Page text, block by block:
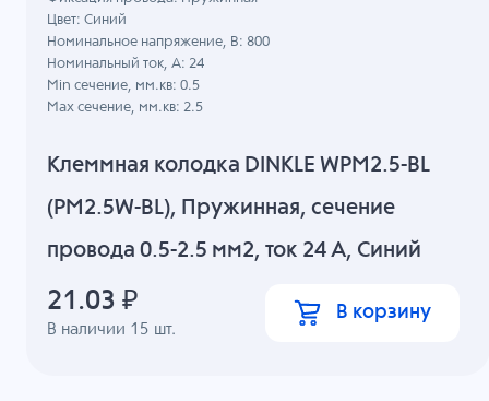
Клеммная колодка DINKLE WPM2.5-BL
(PM2.5W-BL), Пружинная, сечение
провода 0.5-2.5 мм2, ток 24 A, Синий
В наличии 15 шт.
Цвет: Синий
Номинальное напряжение, B: 800
Номинальный ток, А: 24
Min сечение, мм.кв: 0.5
Max сечение, мм.кв: 2.5
21.03 ₽ В корзину